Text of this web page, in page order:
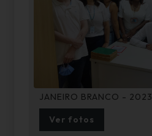
JANEIRO BRANCO - 2023
Ver fotos